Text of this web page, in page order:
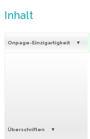
Inhalt
Onpage-Einzigartigkeit
Überschriften